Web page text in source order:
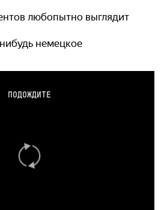
любопытно выглядит
немецкое
ПОДОЖДИТЕ